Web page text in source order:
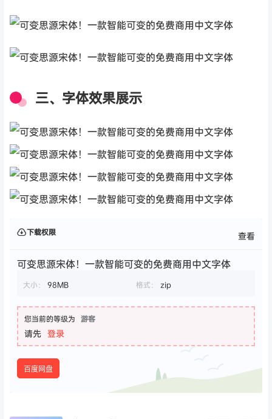
三、字体效果展示
下载权限 查看
可变思源宋体！一款智能可变的免费商用中文字体
大小： 98MB 格式： zip
您当前的等级为 游客
请先 登录
百度网盘